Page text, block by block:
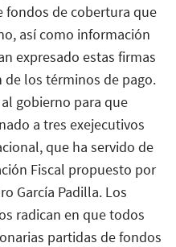
fondos de cobertura que
así como información
expresado estas firmas
los términos de pago.
gobierno para que
a tres exejecutivos
que ha servido de
Fiscal propuesto por
García Padilla. Los
radican en que todos
partidas de fondos